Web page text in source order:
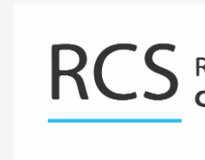
¿PUEDE EL JURISTA
Enrique p. Haba